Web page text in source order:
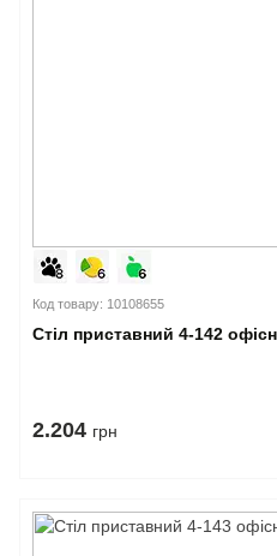
Код товару: 10108655
Стіл приставний 4-142
2.204 грн